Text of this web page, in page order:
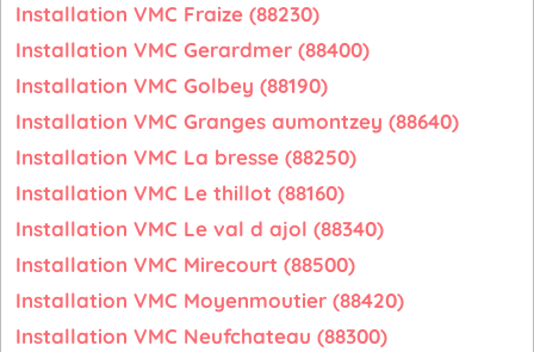
Installation VMC Fraize (88230)
Installation VMC Gerardmer (88400)
Installation VMC Golbey (88190)
Installation VMC Granges aumontzey (88640)
Installation VMC La bresse (88250)
Installation VMC Le thillot (88160)
Installation VMC Le val d ajol (88340)
Installation VMC Mirecourt (88500)
Installation VMC Moyenmoutier (88420)
Installation VMC Neufchateau (88300)